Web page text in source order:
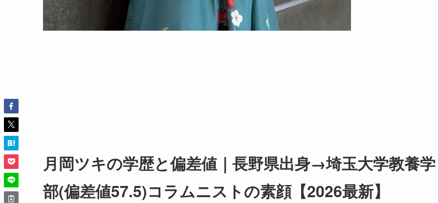
月岡ツキの学歴と偏差値｜長野県出身→埼玉大学教養学
部(偏差値57.5)コラムニストの素顔【2026最新】